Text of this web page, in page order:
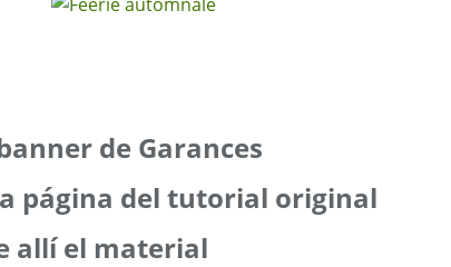
de Garances
página del tutorial original
allí el material